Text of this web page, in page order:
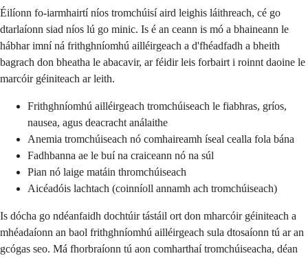
Éilíonn fo-iarmhairtí níos tromchúisí aird leighis láithreach, cé go
dtarlaíonn siad níos lú go minic. Is é an ceann is mó a bhaineann le
hábhar imní ná frithghníomhú ailléirgeach a d'fhéadfadh a bheith
bagrach don bheatha le abacavir, ar féidir leis forbairt i roinnt daoine le
marcóir géiniteach ar leith.
Frithghníomhú ailléirgeach tromchúiseach le fiabhras, gríos,
nausea, agus deacracht análaithe
Anemia tromchúiseach nó comhaireamh íseal cealla fola bána
Fadhbanna ae le buí na craiceann nó na súl
Pian nó laige matáin thromchúiseach
Aicéadóis lachtach (coinníoll annamh ach tromchúiseach)
Is dócha go ndéanfaidh dochtúir tástáil ort don mharcóir géiniteach a
mhéadaíonn an baol frithghníomhú ailléirgeach sula dtosaíonn tú ar an
gcógas seo. Má fhorbraíonn tú aon comharthaí tromchúiseacha, déan